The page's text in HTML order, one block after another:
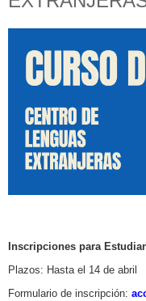
Inscripciones para
Plazos: Hasta el 14 de abril
Formulario de inscripción: